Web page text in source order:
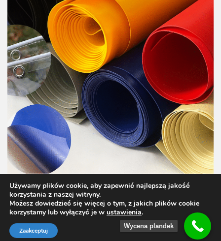
Używamy plików cookie, aby zapewnić najlepszą jakość
korzystania z naszej witryny.
Możesz dowiedzieć się więcej o tym, z jakich plików cookie
korzystamy lub wyłączyć je w ustawienia.
Zaakceptuj
Wycena plandek